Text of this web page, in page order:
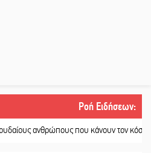
Ροή Ειδήσεων:
που κάνουν τον κόσμο λίγο πιο